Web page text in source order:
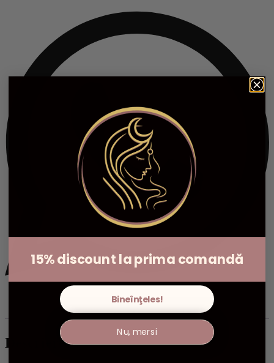
Descriere Informații suplimentare Recenzii (0)
Descriere
15% discount la prima comandă
Bineînţeles!
Nu, mersi